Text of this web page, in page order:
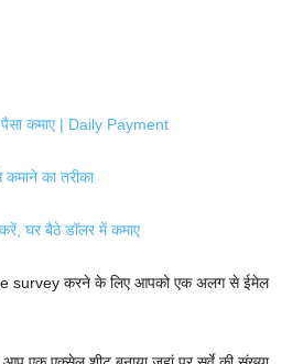
कमाए | Daily Payment
का तरीका
घर बैठे डॉलर में कमाए
survey करने के लिए आपको एक अलग से ईमेल